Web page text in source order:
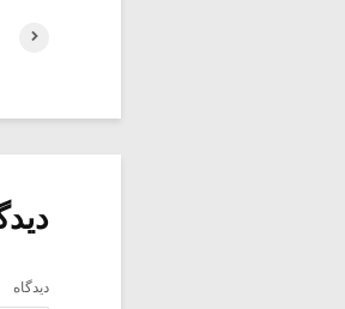
دیدگاه